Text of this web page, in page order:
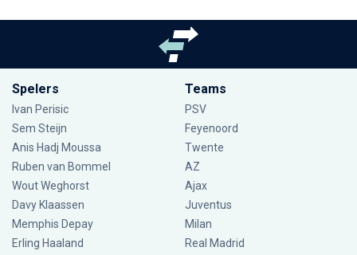
Spelers
Ivan Perisic
Sem Steijn
Anis Hadj Moussa
Ruben van Bommel
Wout Weghorst
Davy Klaassen
Memphis Depay
Erling Haaland
Teams
PSV
Feyenoord
Twente
AZ
Ajax
Juventus
Milan
Real Madrid